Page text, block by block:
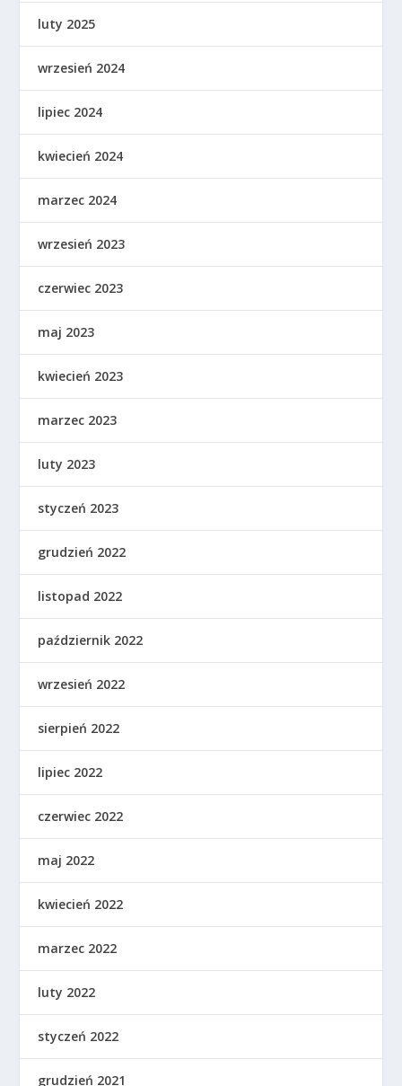
luty 2025
wrzesień 2024
lipiec 2024
kwiecień 2024
marzec 2024
wrzesień 2023
czerwiec 2023
maj 2023
kwiecień 2023
marzec 2023
luty 2023
styczeń 2023
grudzień 2022
listopad 2022
październik 2022
wrzesień 2022
sierpień 2022
lipiec 2022
czerwiec 2022
maj 2022
kwiecień 2022
marzec 2022
luty 2022
styczeń 2022
grudzień 2021